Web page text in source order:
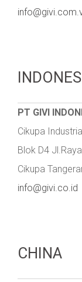
PT GIVI
Cikupa
Blok D4
Cikupa
info@givi.co.id
CHINA